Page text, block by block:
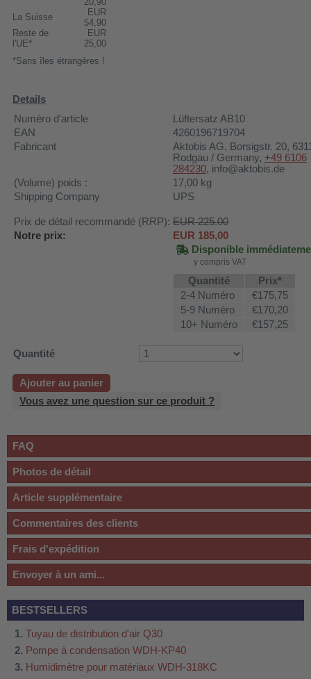
La Suisse
EUR
54,90
Reste de
l'UE*
EUR
25,00
*Sans îles étrangères !
Details
Numéro d'article
Lüftersatz AB10
EAN
4260196719704
Fabricant
Aktobis AG, Borsigstr. 20,
Rodgau / Germany, +49 6106
284230, info@aktobis.de
(Volume) poids :
17,00 kg
Shipping Company
UPS
Prix de détail recommandé (RRP): EUR 225.00
Notre prix:
EUR 185,00
Disponible
y compris VAT
Quantité
Prix*
2-4 Numéro
€175,75
5-9 Numéro
€170,20
10+ Numéro
€157,25
Quantité
Ajouter au panier
Vous avez une question sur ce produit ?
FAQ
Photos de détail
Article supplémentaire
Commentaires des clients
Frais d'expédition
Envoyer à un ami...
BESTSELLERS
Tuyau de distribution d'air Q30
Pompe à condensation WDH-KP40
Humidimètre pour matériaux WDH-318KC